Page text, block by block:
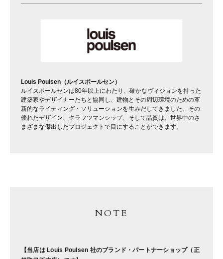
Louis Poulsen（ルイスポールセン）
ルイスポールセンは80年以上にわたり、確かなヴィジョンを持った
建築家やデザイナーたちと協同し、建物とその周辺環境のための革
新的なライティング・ソリューションを生みだしてきました。その
優れたデザイン、クラフツマンシップ、そして品質は、世界中のさ
まざまな傑出したプロジェクトで目にすることができます。
NOTE
【当店は Louis Poulsen 社のブランド・パートナーショップ（正